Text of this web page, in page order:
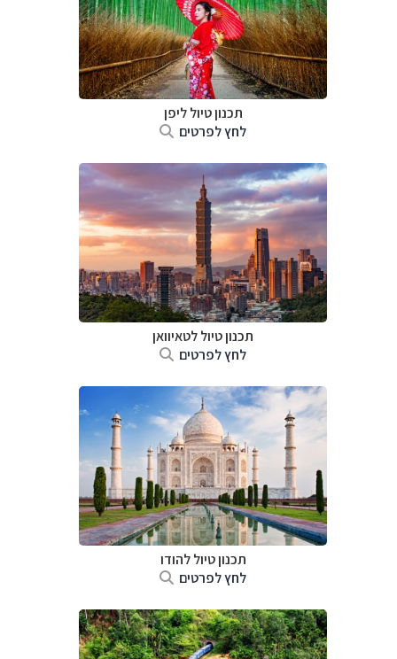
תכנון טיולליפן
לחץ לפרטים
תכנון טיוללטאיוואן
לחץ לפרטים
תכנון טיוללהודו
לחץ לפרטים